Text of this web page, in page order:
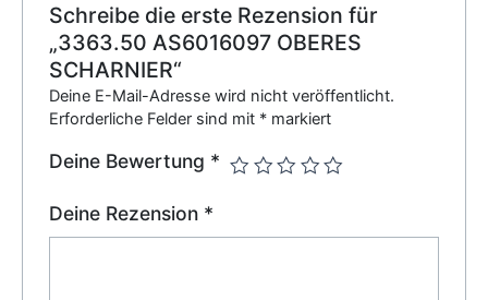
Schreibe die erste Rezension für
„3363.50 AS6016097 OBERES
SCHARNIER“
Deine E-Mail-Adresse wird nicht veröffentlicht.
Erforderliche Felder sind mit * markiert
Deine Bewertung *
Deine Rezension *